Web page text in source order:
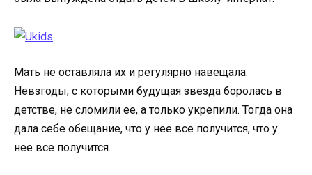
Мать не оставляла их и регулярно навещала.
Невзгоды, с которыми будущая звезда боролась в
детстве, не сломили ее, а только укрепили. Тогда она
дала себе обещание, что у нее все получится, что у
нее все получится.